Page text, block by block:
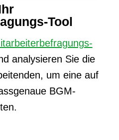
Tool
analysieren Sie die
um eine auf
BGM-